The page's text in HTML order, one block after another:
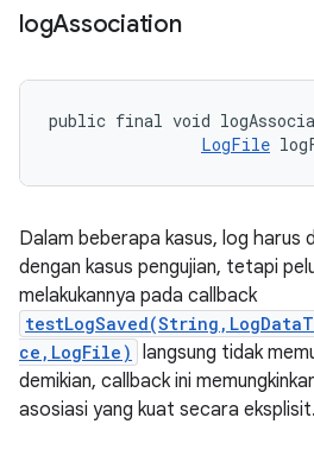
logAssociation
public final void
LogFile
Dalam beberapa kasus, log harus
dengan kasus pengujian, tetapi
melakukannya pada callback
ce,LogFile) langsung tidak
demikian, callback ini
asosiasi yang kuat secara eksplisit.